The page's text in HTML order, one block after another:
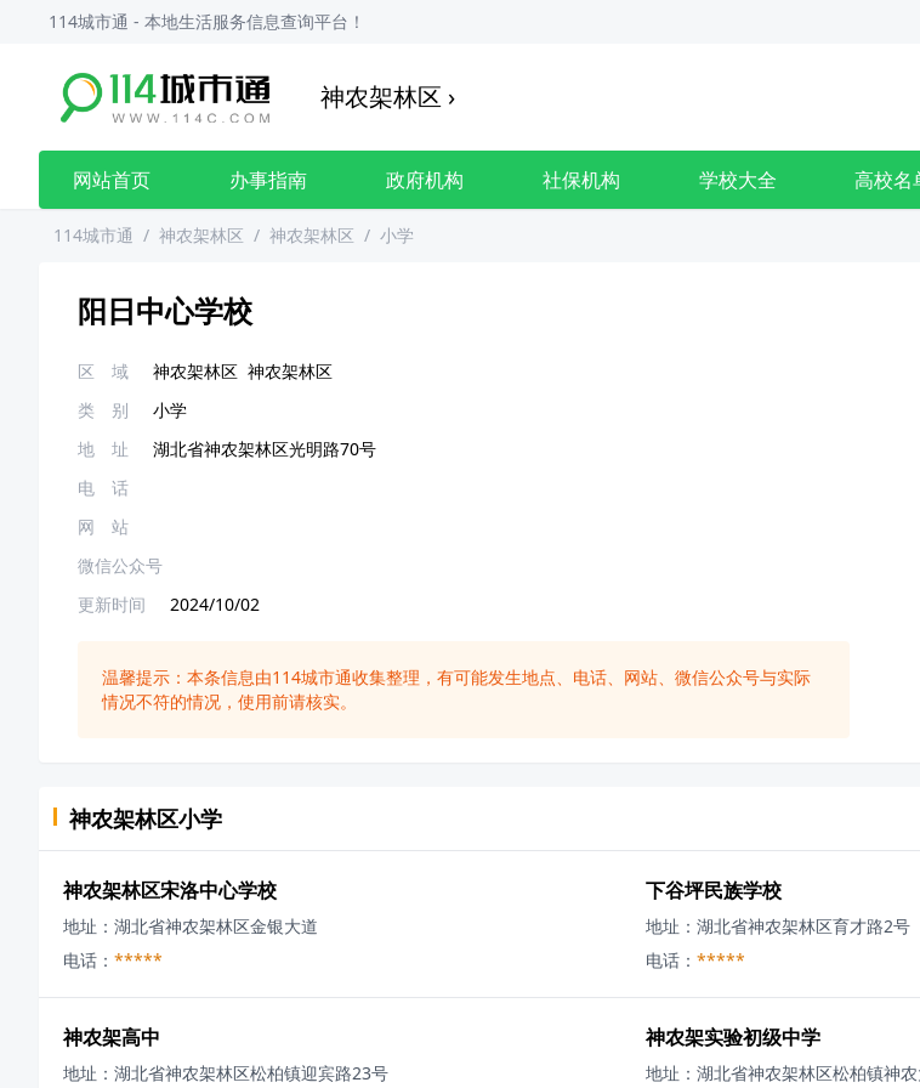
114城市通 - 本地生活服务信息查询平台！
神农架林区 ›
网站首页 办事指南 政府机构 社保机构 学校大全 高校名
114城市通 / 神农架林区 / 神农架林区 / 小学
阳日中心学校
区 域 神农架林区 神农架林区
类 别
小学
地 址
湖北省神农架林区光明路70号
电 话
网 站
微信公众号
更新时间
2024/10/02
温馨提示：本条信息由114城市通收集整理，有可能发生地点、电话、网站、微信公众号与实际
情况不符的情况，使用前请核实。
神农架林区小学
神农架林区宋洛中心学校
地址： 湖北省神农架林区金银大道
电话： *****
下谷坪民族学校
地址： 湖北省神农架林区育才路2号
电话： *****
神农架高中
地址： 湖北省神农架林区松柏镇迎宾路23号
神农架实验初级中学
地址： 湖北省神农架林区松柏镇神